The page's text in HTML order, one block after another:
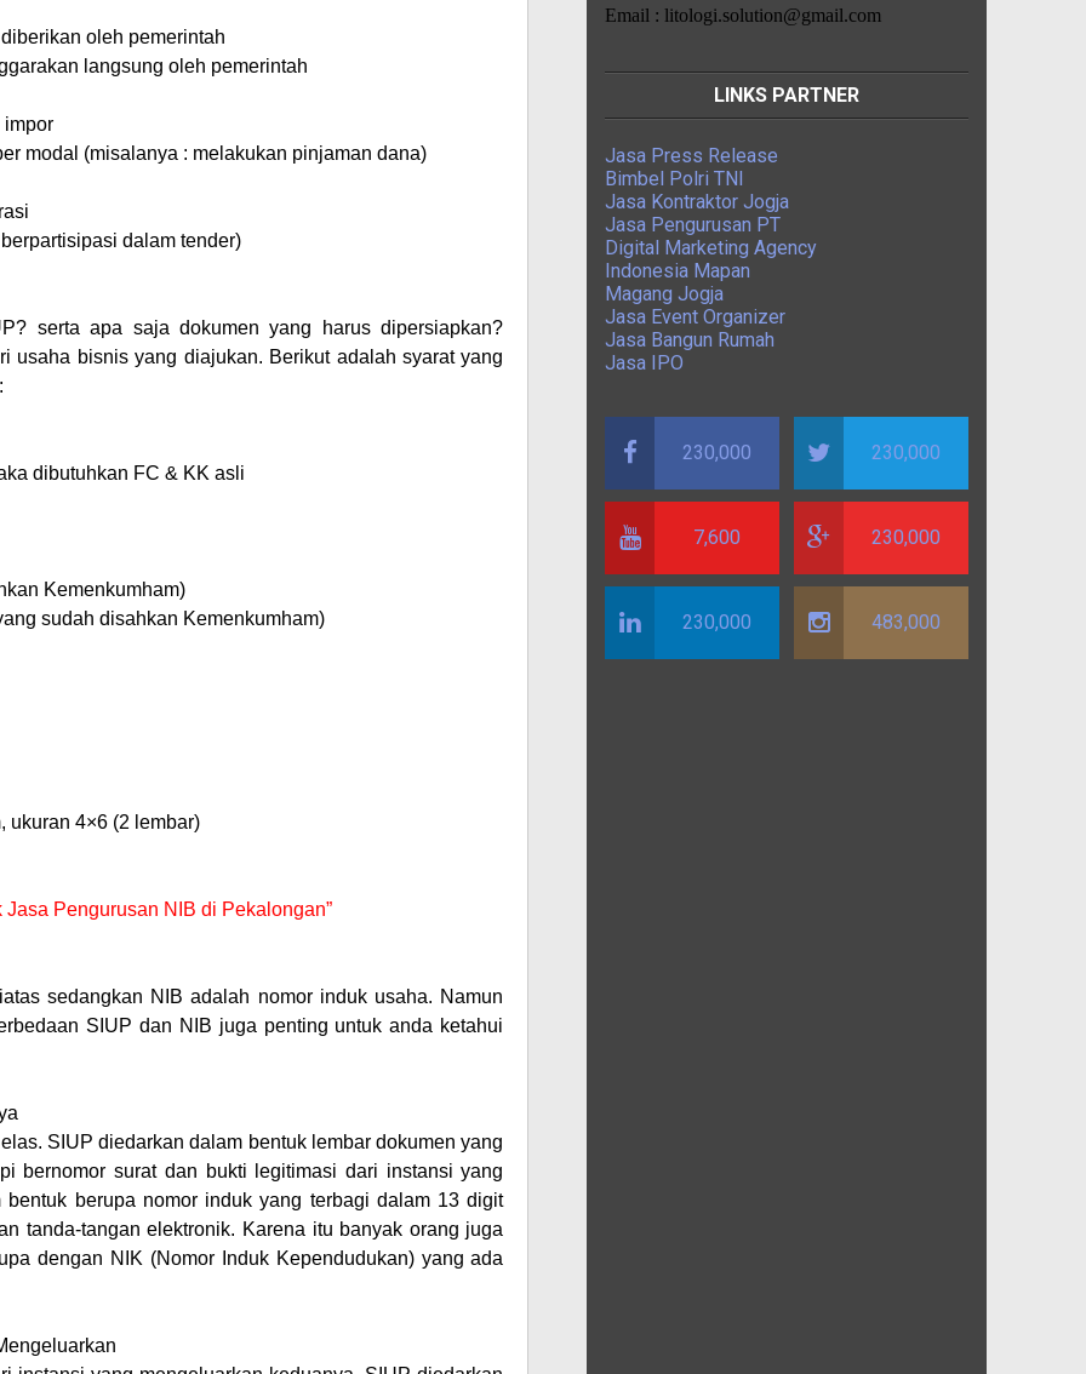
oleh pemerintah
langsung oleh pemerintah
impor
modal (misalanya : melakukan pinjaman dana)
dalam tender)
serta apa saja dokumen yang harus dipersiapkan?
usaha bisnis yang diajukan. Berikut adalah syarat yang
dibutuhkan FC & KK asli
Kemenkumham)
sudah disahkan Kemenkumham)
ukuran 4×6 (2 lembar)
Pengurusan NIB di Pekalongan”
sedangkan NIB adalah nomor induk usaha. Namun
SIUP dan NIB juga penting untuk anda ketahui
SIUP diedarkan dalam bentuk lembar dokumen yang
bernomor surat dan bukti legitimasi dari instansi yang
berupa nomor induk yang terbagi dalam 13 digit
tanda-tangan elektronik. Karena itu banyak orang juga
dengan NIK (Nomor Induk Kependudukan) yang ada
Email : litologi.solution@gmail.com
LINKS PARTNER
Jasa Press Release
Bimbel Polri TNI
Jasa Kontraktor Jogja
Jasa Pengurusan PT
Digital Marketing Agency
Indonesia Mapan
Magang Jogja
Jasa Event Organizer
Jasa Bangun Rumah
Jasa IPO
230,000 230,000
7,600 230,000
230,000 483,000